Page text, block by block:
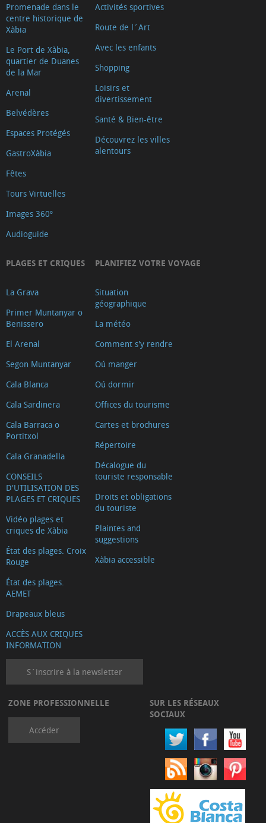
Promenade dans le
centre historique de
Xàbia
Le Port de Xàbia,
quartier de Duanes
de la Mar
Arenal
Belvédères
Espaces Protégés
GastroXàbia
Fêtes
Tours Virtuelles
Images 360º
Audioguide
Activités sportives
Route de l´Art
Avec les enfants
Shopping
Loisirs et
divertissement
Santé & Bien-être
Découvrez les villes
alentours
PLAGES ET CRIQUES
La Grava
Primer Muntanyar o
Benissero
El Arenal
Segon Muntanyar
Cala Blanca
Cala Sardinera
Cala Barraca o
Portitxol
Cala Granadella
CONSEILS
D'UTILISATION DES
PLAGES ET CRIQUES
Vidéo plages et
criques de Xàbia
État des plages. Croix
Rouge
État des plages.
AEMET
Drapeaux bleus
ACCÈS AUX CRIQUES
INFORMATION
PLANIFIEZ VOTRE VOYAGE
Situation
géographique
La météo
Comment s'y rendre
Oú manger
Oú dormir
Offices du tourisme
Cartes et brochures
Répertoire
Décalogue du
touriste responsable
Droits et obligations
du touriste
Plaintes and
suggestions
Xàbia accessible
S´inscrire à la newsletter
ZONE PROFESSIONNELLE
Accéder
SUR LES RÉSEAUX
SOCIAUX